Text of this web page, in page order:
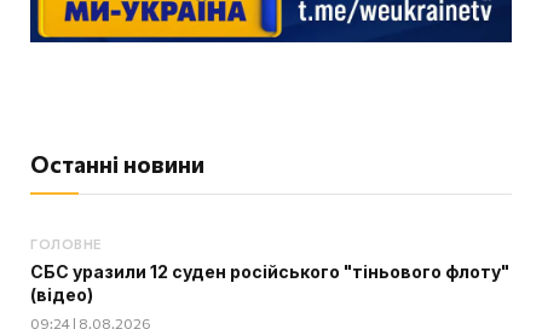
Останні новини
ГОЛОВНЕ
СБС уразили 12 суден російського "тіньового флоту"
(відео)
09:24 | 8.08.2026